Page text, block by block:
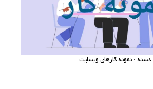
دسته : نمونه کارهای وبسایت